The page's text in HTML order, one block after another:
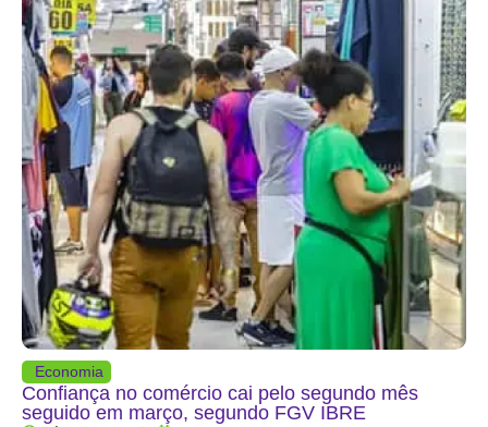
Economia
Confiança no comércio cai pelo segundo mês
seguido em março, segundo FGV IBRE